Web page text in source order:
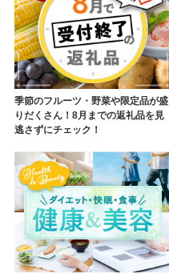
季節のフルーツ・野菜や限定品が盛
りだくさん！8月までの返礼品を見
逃さずにチェック！